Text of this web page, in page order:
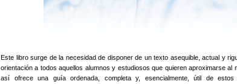
Este libro surge de la necesidad de disponer de un texto asequible, actual y
orientación a todos aquellos alumnos y estudiosos que quieren aproximarse al
así ofrece una guía ordenada, completa y, esencialmente, útil de estos